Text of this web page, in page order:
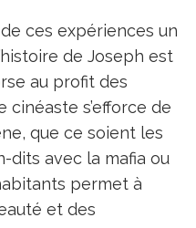
ces expériences un
de Joseph est
au profit des
s’efforce de
que ce soient les
dits avec la mafia ou
permet à
et des